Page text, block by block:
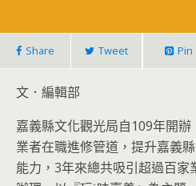
Share Tweet Pin
文．編輯部
嘉義縣文化觀光局自109年開
業者在職進修管道，提升嘉義
能力，3年來總共吸引超過百家